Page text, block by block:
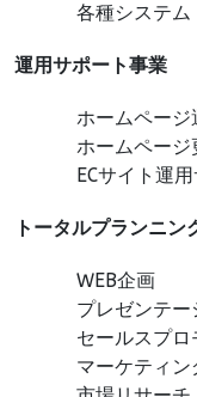
各種システム
運用サポート事業
ホームページ
ホームページ
ECサイト運
トータルプランニン
WEB企画
プレゼンテー
セールスプロ
マーケティン